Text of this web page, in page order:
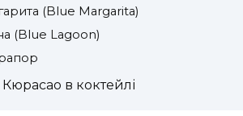
(Blue Margarita)
(Blue Lagoon)
в коктейлі